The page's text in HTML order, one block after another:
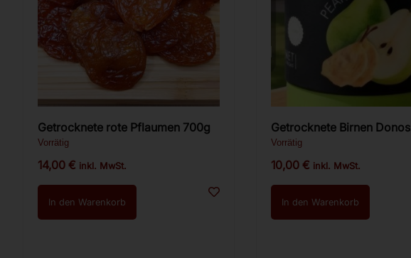
Getrocknete rote Pflaumen 700g
Vorrätig
14,00 € inkl. MwSt.
In den Warenkorb
Getrocknete Birnen Donos
Vorrätig
10,00 € inkl. MwSt.
In den Warenkorb